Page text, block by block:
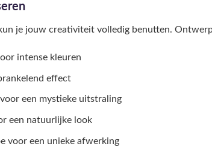
je jouw creativiteit volledig benutten.
intense kleuren
effect
een mystieke uitstraling
een natuurlijke look
voor een unieke afwerking